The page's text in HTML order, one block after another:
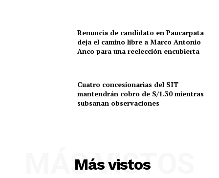
Renuncia de candidato en Paucarpata
deja el camino libre a Marco Antonio
Anco para una reelección encubierta
Cuatro concesionarias del SIT
mantendrán cobro de S/1.30 mientras
subsanan observaciones
Más vistos
MÁS VISTOS